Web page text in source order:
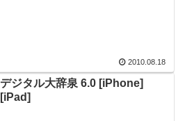
2010.08.18
デジタル大辞泉 6.0 [iPhone]
[iPad]